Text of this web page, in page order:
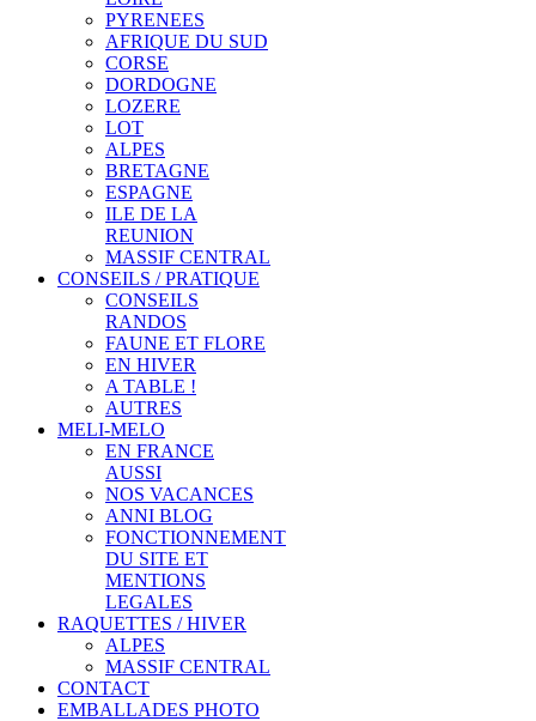
PYRENEES
AFRIQUE DU SUD
CORSE
DORDOGNE
LOZERE
LOT
ALPES
BRETAGNE
ESPAGNE
ILE DE LA
REUNION
MASSIF CENTRAL
CONSEILS / PRATIQUE
CONSEILS
RANDOS
FAUNE ET FLORE
EN HIVER
A TABLE !
AUTRES
MELI-MELO
EN FRANCE
AUSSI
NOS VACANCES
ANNI BLOG
FONCTIONNEMENT
DU SITE ET
MENTIONS
LEGALES
RAQUETTES / HIVER
ALPES
MASSIF CENTRAL
CONTACT
EMBALLADES PHOTO